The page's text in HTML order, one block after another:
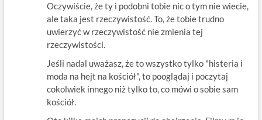
Oczywiście, że ty i podobni tobie nic o tym nie wiecie,
ale taka jest rzeczywistość. To, że tobie trudno
uwierzyć w rzeczywistość nie zmienia tej
rzeczywistości.
Jeśli nadal uważasz, że to wszystko tylko "histeria i
moda na hejt na kościół", to pooglądaj i poczytaj
cokolwiek innego niż tylko to, co mówi o sobie sam
kościół.